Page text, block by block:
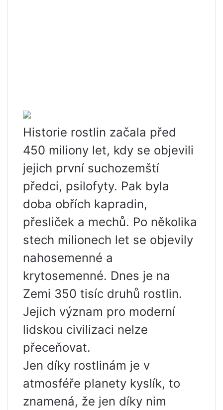
Historie rostlin začala před
450 miliony let, kdy se objevili
jejich první suchozemští
předci, psilofyty. Pak byla
doba obřích kapradin,
přesliček a mechů. Po několika
stech milionech let se objevily
nahosemenné a
krytosemenné. Dnes je na
Zemi 350 tisíc druhů rostlin.
Jejich význam pro moderní
lidskou civilizaci nelze
přeceňovat.
Jen díky rostlinám je v
atmosféře planety kyslík, to
znamená, že jen díky nim